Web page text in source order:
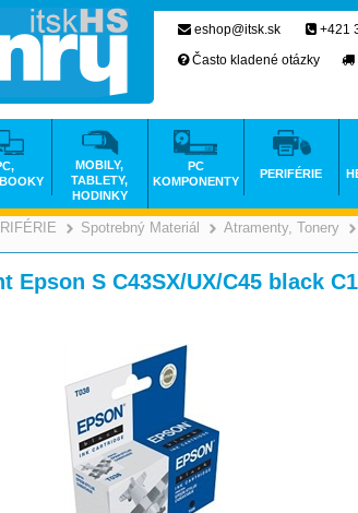
>
Spotrebný Materiál >
Atramenty, Tonery
Epson S C43SX/UX/C45 black
eshop@itsk.sk +421
Často kladené otázky
MOBILY,
TABLETY,
HODINKY
PC
KOMPONENTY
PERIFÉRIE